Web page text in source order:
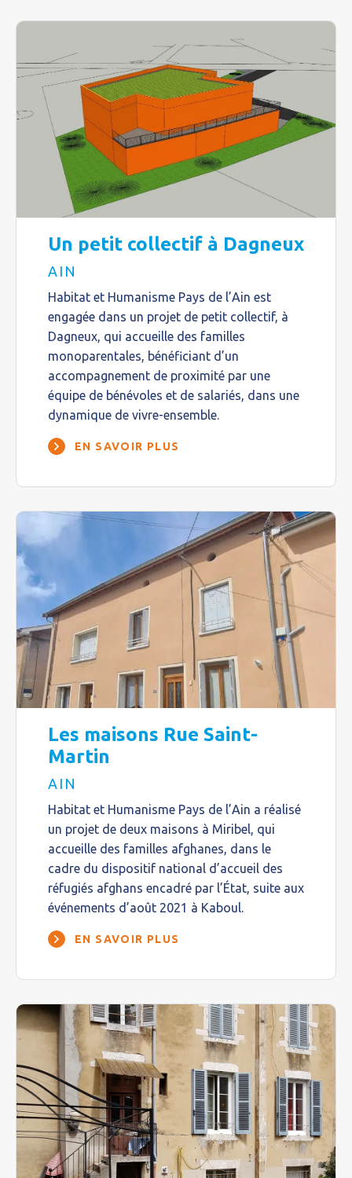
Un petit collectif à Dagneux
AIN
Habitat et Humanisme Pays de l’Ain est
engagée dans un projet de petit collectif, à
Dagneux, qui accueille des familles
monoparentales, bénéficiant d’un
accompagnement de proximité par une
équipe de bénévoles et de salariés, dans une
dynamique de vivre-ensemble.
EN SAVOIR PLUS
Les maisons Rue Saint-
Martin
AIN
Habitat et Humanisme Pays de l’Ain a réalisé
un projet de deux maisons à Miribel, qui
accueille des familles afghanes, dans le
cadre du dispositif national d’accueil des
réfugiés afghans encadré par l’État, suite aux
événements d’août 2021 à Kaboul.
EN SAVOIR PLUS